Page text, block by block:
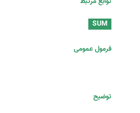
فرمول عمومی
توضیح